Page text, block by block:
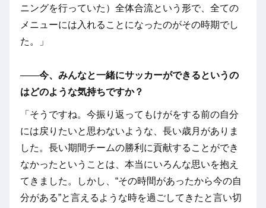
ニングを行っていた）全体合流という形で、全ての
メニューには入れることになったのがその時期でし
た。」
――今、みんなと一緒にサッカーができるというの
はどのような気持ちですか？
「そうですね。今振り返ってもけがをする前の自分
には戻りたいと思わないような、長い歳月がありま
した。長い期間チームの勝利に貢献することができ
なかったということは、本当にいろんな思いを抱え
てきました。しかし、“その時間があったから今の自
分がある”と言えるような時を過ごしてきたと言い切